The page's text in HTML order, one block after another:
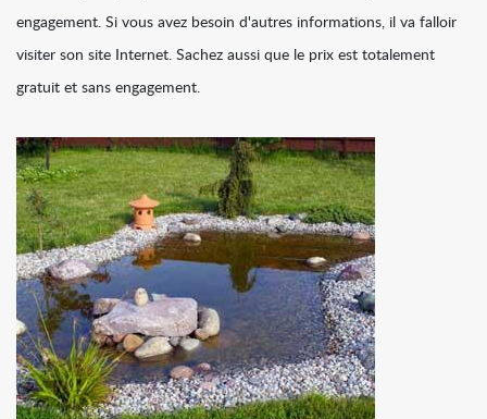
engagement. Si vous avez besoin d'autres informations, il va falloir
visiter son site Internet. Sachez aussi que le prix est totalement
gratuit et sans engagement.